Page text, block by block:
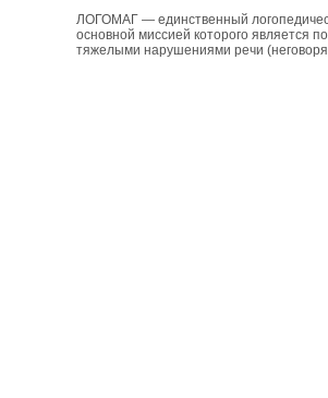
ЛОГОМАГ — единственный
основной миссией которого является
тяжелыми нарушениями речи